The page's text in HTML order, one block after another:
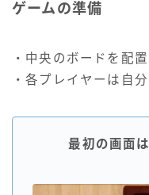
ゲームの準備
・中央のボードを配置
・各プレイヤーは自
最初の画面